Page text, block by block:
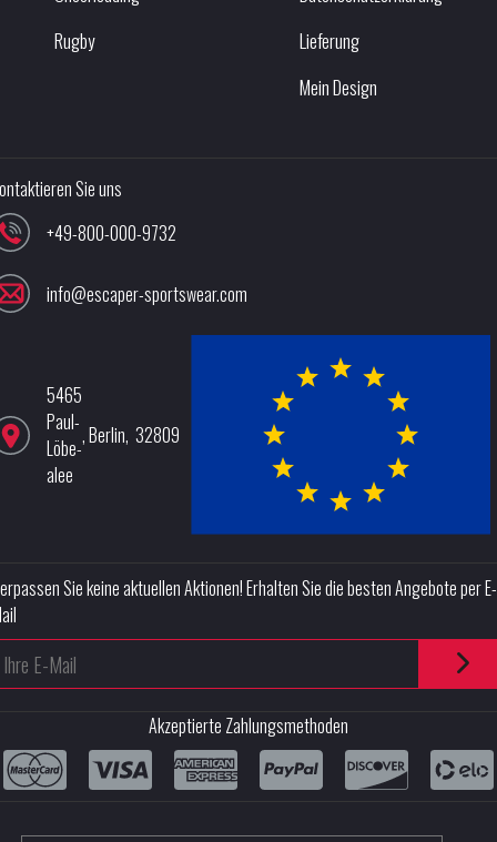
Rugby
Lieferung
Mein Design
Sie uns
+49-800-000-9732
info@escaper-sportswear.com
5465
Paul-
Löbe-
alee
,Berlin, 32809
Sie keine aktuellen Aktionen! Erhalten Sie die besten Angebote per E-
Akzeptierte Zahlungsmethoden